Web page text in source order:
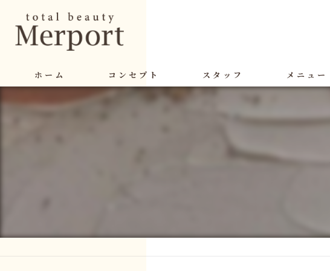
ホーム コンセプト スタッフ メニュー